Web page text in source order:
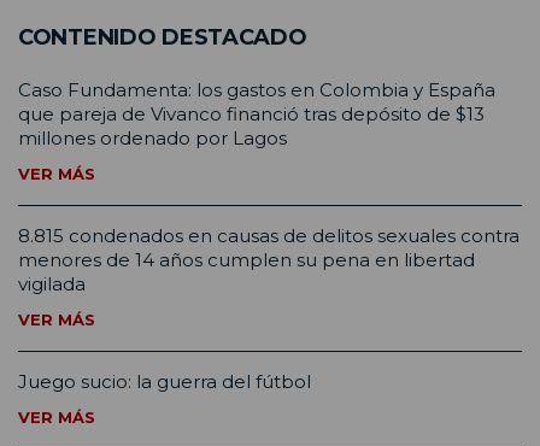
CONTENIDO DESTACADO
Caso Fundamenta: los gastos en Colombia y España
que pareja de Vivanco financió tras depósito de $13
millones ordenado por Lagos
VER MÁS
8.815 condenados en causas de delitos sexuales contra
menores de 14 años cumplen su pena en libertad
vigilada
VER MÁS
Juego sucio: la guerra del fútbol
VER MÁS